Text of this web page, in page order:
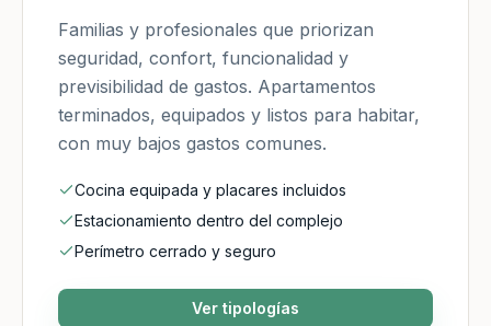
Familias y profesionales que priorizan
seguridad, confort, funcionalidad y
previsibilidad de gastos. Apartamentos
terminados, equipados y listos para habitar,
con muy bajos gastos comunes.
Cocina equipada y placares incluidos
Estacionamiento dentro del complejo
Perímetro cerrado y seguro
Ver tipologías